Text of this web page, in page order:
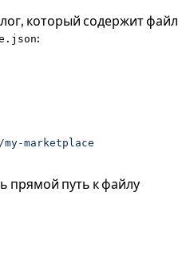
который содержит файл
:
marketplace
прямой путь к файлу